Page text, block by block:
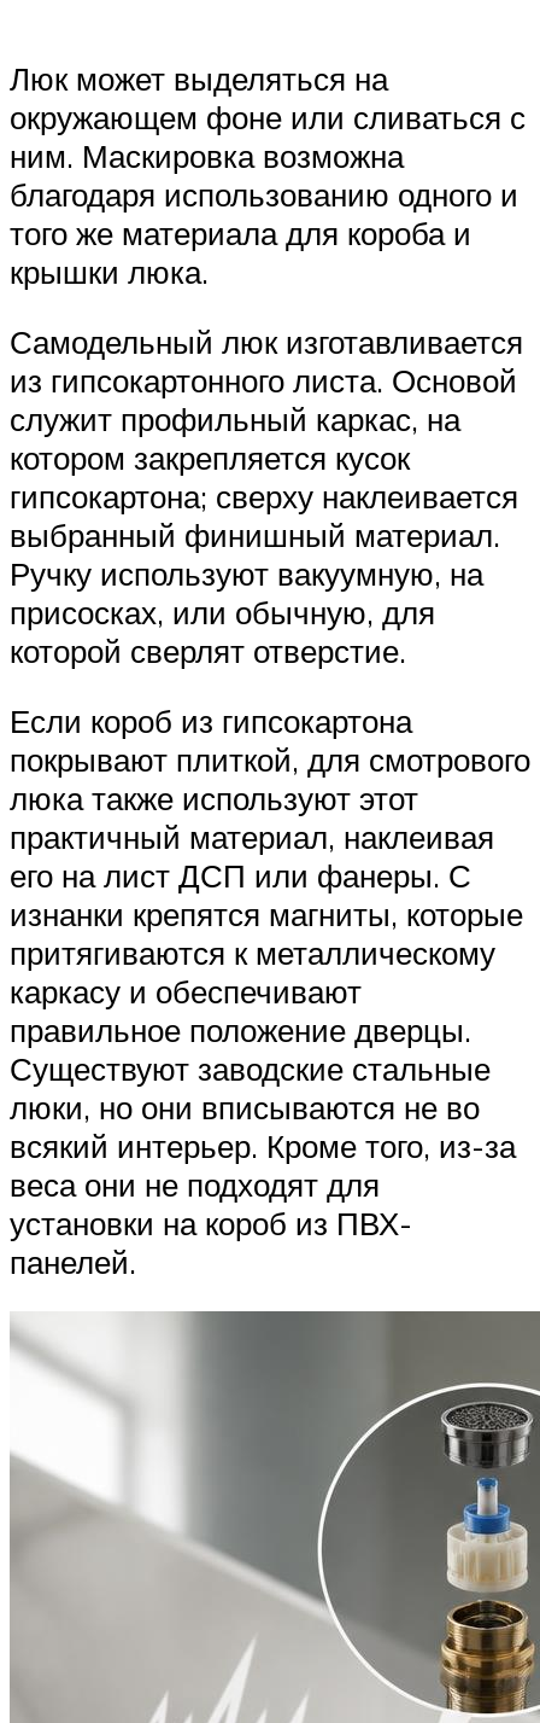
Люк может выделяться на
окружающем фоне или сливаться с
ним. Маскировка возможна
благодаря использованию одного и
того же материала для короба и
крышки люка.
Самодельный люк изготавливается
из гипсокартонного листа. Основой
служит профильный каркас, на
котором закрепляется кусок
гипсокартона; сверху наклеивается
выбранный финишный материал.
Ручку используют вакуумную, на
присосках, или обычную, для
которой сверлят отверстие.
Если короб из гипсокартона
покрывают плиткой, для смотрового
люка также используют этот
практичный материал, наклеивая
его на лист ДСП или фанеры. С
изнанки крепятся магниты, которые
притягиваются к металлическому
каркасу и обеспечивают
правильное положение дверцы.
Существуют заводские стальные
люки, но они вписываются не во
всякий интерьер. Кроме того, из-за
веса они не подходят для
установки на короб из ПВХ-
панелей.